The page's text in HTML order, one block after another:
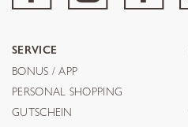
SERVICE
BONUS / APP
PERSONAL SHOPPING
GUTSCHEIN